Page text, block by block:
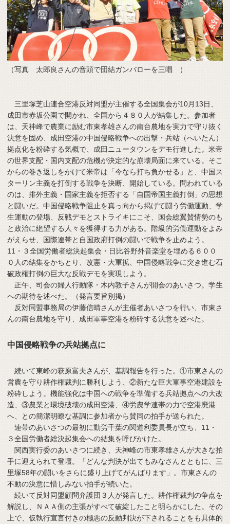
（写真 太郎良さんの音頭で団結ガンバローを三唱 ）
三里塚芝山連合空港反対同盟が主催する全国集会が10月13日、
成田市赤坂公園で開かれ、全国から４８０人が結集した。参加者
は、天神峰で農業に励む市東孝雄さんの南台農地を実力で守り抜く
決意を固め、成田空港の中国侵略戦争への出撃・兵站（へいたん）
拠点化を粉砕する気概で、成田ニュータウンをデモ行進した。米帝
の世界支配・国内支配の危機が決定的な崩壊局面に来ている。そこ
からの巻き返しをかけて米帝は「今なら打ち負かせる」と、中国ス
ターリン主義を打倒する戦争を決断、開始している。問われている
のは、排外主義・国家主義を拒否する「自国帝国主義打倒」の思想
と闘いだ。中国侵略戦争阻止を真っ向から掲げて闘う労働運動、学
生運動の登場、反戦デモとストライキにこそ、国会総翼賛情勢のも
と政治に絶望する人々を獲得する力がある。階級的労働運動をよみ
がえらせ、国際連帯と自国政府打倒の闘いで戦争を止めよう。
11・３全国労働者総決起集会・日比谷野外音楽堂を埋める６００
０人の結集をかちとり、改憲・大軍拡、中国侵略戦争に突き進む石
破政権打倒の巨大な反戦デモを実現しよう。
正午、司会の婦人行動隊・木内敦子さんが開会のあいさつ。学生
への期待を述べた。（発言要旨別掲）
反対同盟事務局の伊藤信晴さんが主催者あいさつを行い、市東さ
んの南台農地を守り、成田軍事空港を粉砕する決意を述べた。
中国侵略戦争の兵站拠点に
続いて東峰の萩原富夫さんが、基調報告を行った。①市東さんの
営農を守り耕作権裁判に勝利しよう、②新たな巨大軍事空港建設を
粉砕しよう。機能強化は中国への戦争を準備する兵站拠点への大改
造、③農業と環境破壊の成田空港、④労農学連帯の力で空港廃港
へ、との簡潔明瞭な基調に参加者から賛同の拍手が送られた。
連帯のあいさつの最初に動労千葉の関道利委員長が立ち、11・
３全国労働者総決起集会への結集を呼びかけた。
関西実行委のあいさつに続き、天神峰の市東孝雄さんが大きな拍
手に迎えられて登壇。「どんな判決が出てもみなさんとともに、三
里塚58年の闘いをさらに盛り上げてがんばります」。市東さんの
不動の決意に惜しみない拍手が続いた。
続いて反対同盟顧問弁護団３人が発言した。耕作権裁判の争点を
解説し、ＮＡＡ側の主張がすべて破綻したこと明らかにした。その
上で、仮執行宣言付きの極悪の反動判決が下されることをも具体的